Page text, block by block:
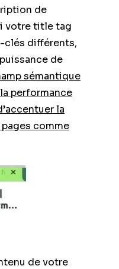
de
votre title tag
clés différents,
de
sémantique
performance
la
comme
de votre